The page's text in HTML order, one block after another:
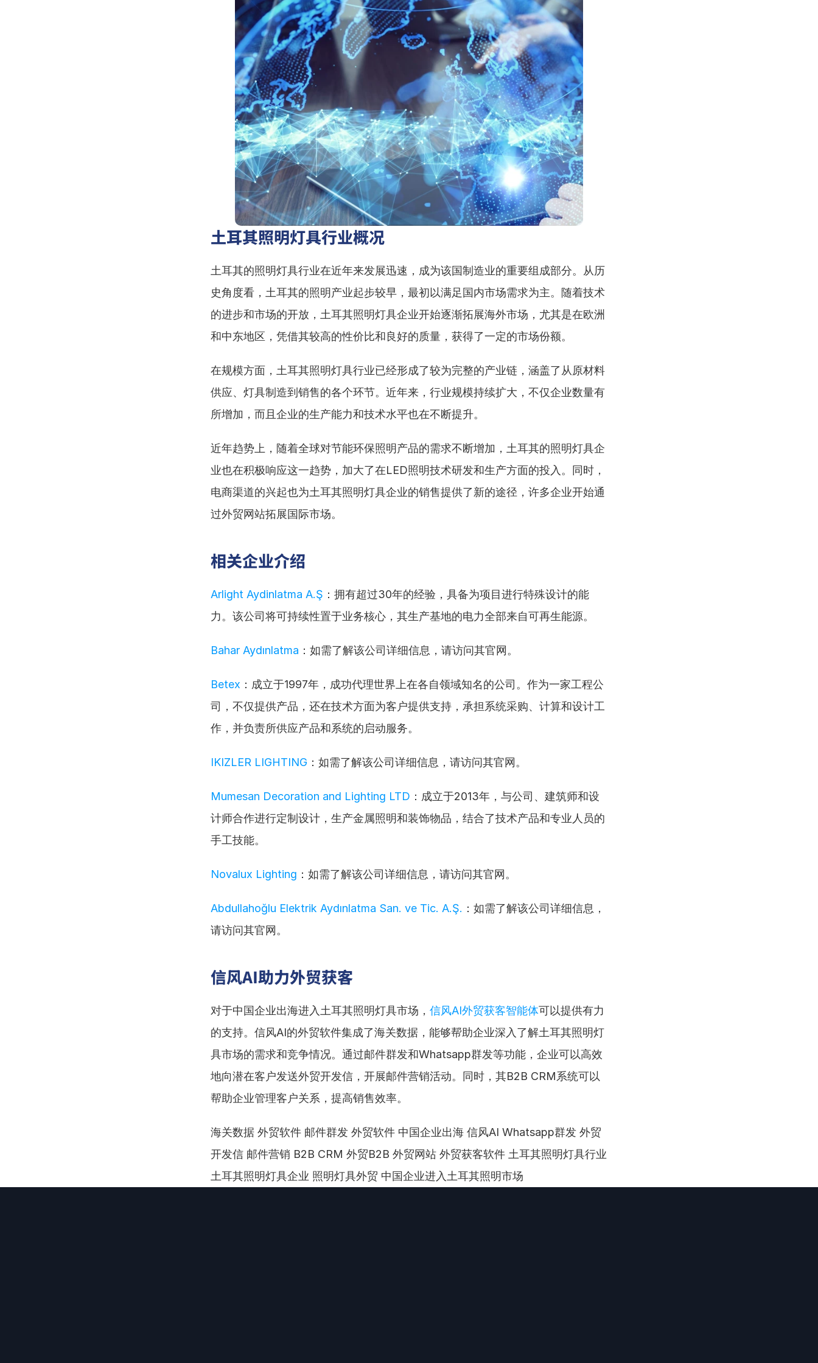
土耳其照明灯具行业概况
土耳其的照明灯具行业在近年来发展迅速，成为该国制造业的重要组成部分。从历
史角度看，土耳其的照明产业起步较早，最初以满足国内市场需求为主。随着技术
的进步和市场的开放，土耳其照明灯具企业开始逐渐拓展海外市场，尤其是在欧洲
和中东地区，凭借其较高的性价比和良好的质量，获得了一定的市场份额。
在规模方面，土耳其照明灯具行业已经形成了较为完整的产业链，涵盖了从原材料
供应、灯具制造到销售的各个环节。近年来，行业规模持续扩大，不仅企业数量有
所增加，而且企业的生产能力和技术水平也在不断提升。
近年趋势上，随着全球对节能环保照明产品的需求不断增加，土耳其的照明灯具企
业也在积极响应这一趋势，加大了在LED照明技术研发和生产方面的投入。同时，
电商渠道的兴起也为土耳其照明灯具企业的销售提供了新的途径，许多企业开始通
过外贸网站拓展国际市场。
相关企业介绍
Arlight Aydinlatma A.Ş ：拥有超过30年的经验，具备为项目进行特殊设计的能
力。该公司将可持续性置于业务核心，其生产基地的电力全部来自可再生能源。
Bahar Aydınlatma ：如需了解该公司详细信息，请访问其官网。
Betex ：成立于1997年，成功代理世界上在各自领域知名的公司。作为一家工程公
司，不仅提供产品，还在技术方面为客户提供支持，承担系统采购、计算和设计工
作，并负责所供应产品和系统的启动服务。
IKIZLER LIGHTING ：如需了解该公司详细信息，请访问其官网。
Mumesan Decoration and Lighting LTD ：成立于2013年，与公司、建筑师和设
计师合作进行定制设计，生产金属照明和装饰物品，结合了技术产品和专业人员的
手工技能。
Novalux Lighting ：如需了解该公司详细信息，请访问其官网。
Abdullahoğlu Elektrik Aydınlatma San. ve Tic. A.Ş. ：如需了解该公司详细信息，
请访问其官网。
信风AI助力外贸获客
对于中国企业出海进入土耳其照明灯具市场， 信风AI外贸获客智能体可以提供有力
的支持。信风AI的外贸软件集成了海关数据，能够帮助企业深入了解土耳其照明灯
具市场的需求和竞争情况。通过邮件群发和Whatsapp群发等功能，企业可以高效
地向潜在客户发送外贸开发信，开展邮件营销活动。同时，其B2B CRM系统可以
帮助企业管理客户关系，提高销售效率。
海关数据 外贸软件 邮件群发 外贸软件 中国企业出海 信风AI Whatsapp群发 外贸
开发信 邮件营销 B2B CRM 外贸B2B 外贸网站 外贸获客软件 土耳其照明灯具行业
土耳其照明灯具企业 照明灯具外贸 中国企业进入土耳其照明市场